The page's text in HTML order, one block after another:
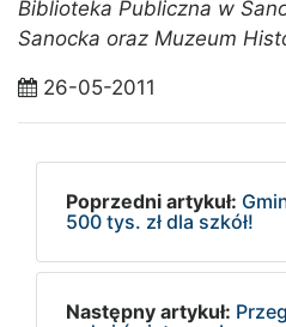
Biblioteka Publiczna w
Sanocka oraz Muzeum
26-05-2011
Poprzedni artykuł:
500 tys. zł dla szkół!
Następny artykuł: